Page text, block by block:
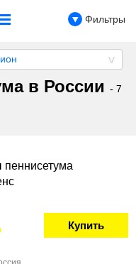
Фильтры
в России - 7
Купить